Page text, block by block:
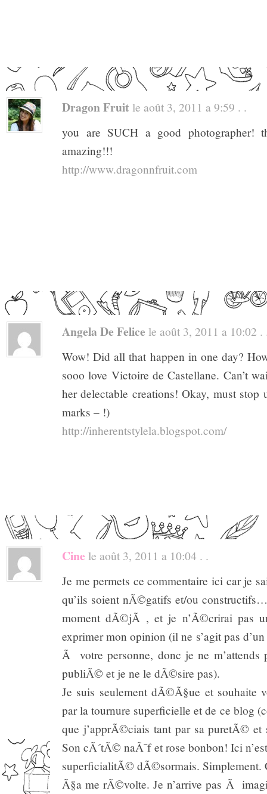
Dragon Fruit le août 3, 2011 a 9:59 . .
you are SUCH a good photographer!
amazing!!!
http://www.dragonnfruit.com
Angela De Felice le août 3, 2011 a 10:02 .
Wow! Did all that happen in one day?
sooo love Victoire de Castellane. Can’t
her delectable creations! Okay, must stop
marks – !)
http://inherentstylela.blogspot.com/
Cine le août 3, 2011 a 10:04 . .
Je me permets ce commentaire ici car je
qu’ils soient nÃ©gatifs et/ou
moment dÃ©jÃ , et je n’Ã©crirai pas
exprimer mon opinion (il ne s’agit pas
Ã votre personne, donc je ne
publiÃ© et je ne le dÃ©sire pas).
Je suis seulement dÃ©Ã§ue et souhaite
par la tournure superficielle et de ce blog
que j’apprÃ©ciais tant par sa puretÃ©
Son cÃ´tÃ© naÃ¯f et rose bonbon! Ici
superficialitÃ© dÃ©sormais. Simplement.
Ã§a me rÃ©volte. Je n’arrive pas Ã